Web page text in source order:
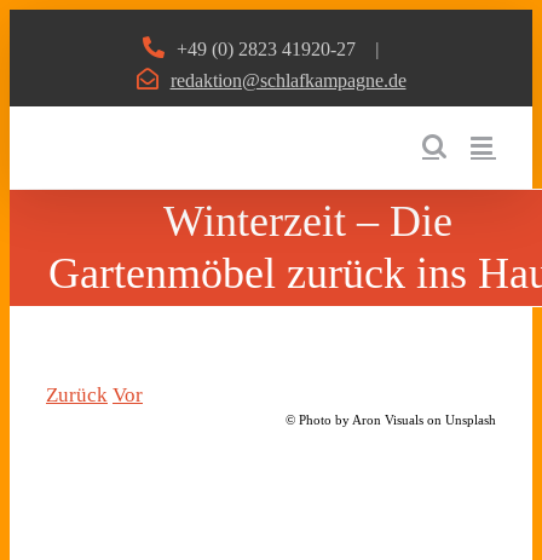
+49 (0) 2823 41920-27
|
redaktion@schlafkampagne.de
Winterzeit – Die
Gartenmöbel zurück ins
Zurück Vor
© Photo by Aron Visuals on Unsplash